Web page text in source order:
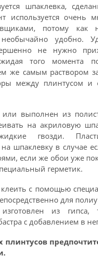
шпаклевка,
используется очень
потому как
удобно.
не нужно
того момента
же самым раствором
между плинтусом и
или выполнен из
на акриловую
гвозди.
на шпаклевку в случае
если же обои уже
герметик.
с помощью
для
из гипса,
с добавлением в